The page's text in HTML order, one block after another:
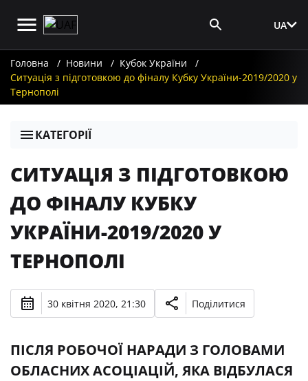
UA
Головна Новини
Кубок України
Ситуація з підготовкою до фіналу Кубку України-2019/2020 у
Тернополі
КАТЕГОРІЇ
СИТУАЦІЯ З ПІДГОТОВКОЮ
ДО ФІНАЛУ КУБКУ
УКРАЇНИ-2019/2020 У
ТЕРНОПОЛІ
30 квітня 2020, 21:30 Поділитися
ПІСЛЯ РОБОЧОЇ НАРАДИ З ГОЛОВАМИ
ОБЛАСНИХ АСОЦІАЦІЙ, ЯКА ВІДБУЛАСЯ